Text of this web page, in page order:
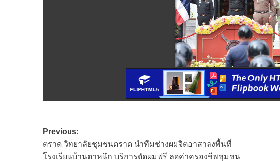
Post
navigation
Previous:
ตราด วิทยาลัยชุมชนตราด นำทีมช่างผมจิตอาสาลงพื้นที่
โรงเรียนบ้านตาหนึก บริการตัดผมฟรี ลดค่าครองชีพชุมชน